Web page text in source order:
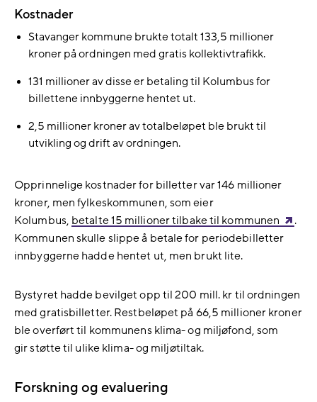
Kostnader
Stavanger kommune brukte totalt 133,5 millioner
kroner på ordningen med gratis kollektivtrafikk.
131 millioner av disse er betaling til Kolumbus for
billettene innbyggerne hentet ut.
2,5 millioner kroner av totalbeløpet ble brukt til
utvikling og drift av ordningen.
Opprinnelige kostnader for billetter var 146 millioner
kroner, men fylkeskommunen, som eier
Kolumbus, betalte 15 millioner tilbake til kommunen
.
Kommunen skulle slippe å betale for periodebilletter
innbyggerne hadde hentet ut, men brukt lite.
Bystyret hadde bevilget opp til 200 mill. kr til ordningen
med gratisbilletter. Restbeløpet på 66,5 millioner kroner
ble overført til kommunens klima- og miljøfond, som
gir støtte til ulike klima- og miljøtiltak.
Forskning og evaluering